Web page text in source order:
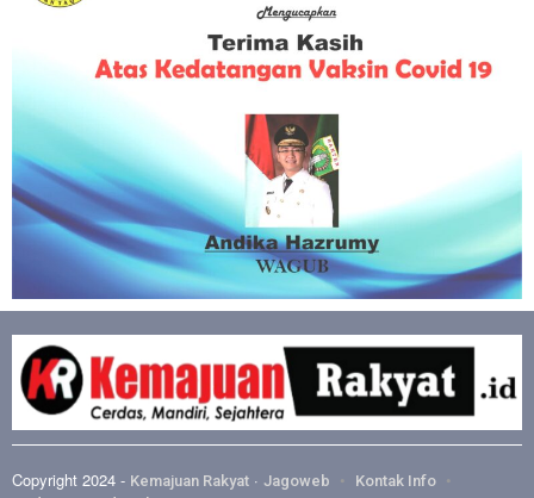
Copyright 2024 - Kemajuan Rakyat · Jagoweb
Kontak Info